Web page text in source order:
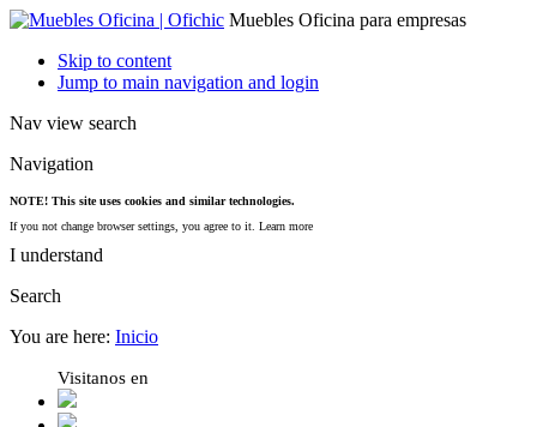
Muebles Oficina para empresas
Skip to content
Jump to main navigation and login
Nav view search
Navigation
NOTE! This site uses cookies and similar technologies.
If you not change browser settings, you agree to it. Learn more
I understand
Search
You are here: Inicio
Visitanos en